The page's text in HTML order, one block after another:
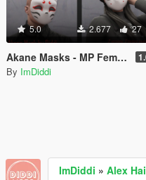
5.0 2.677 27
Akane Masks - MP Female and MP Male
By ImDiddi
ImDiddi » Alex